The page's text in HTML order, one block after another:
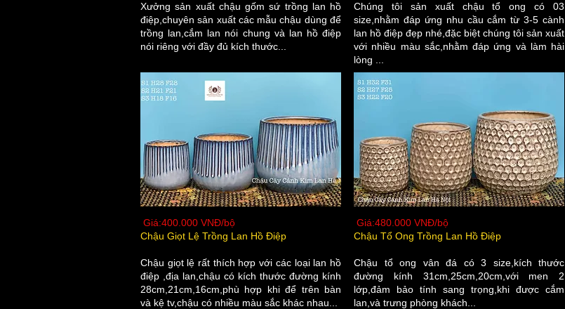
Xưởng sản xuất chậu gốm sứ trồng lan hồ
điệp,chuyên sản xuất các mẫu chậu dùng để
trồng lan,cắm lan nói chung và lan hồ điệp
nói riêng với đầy đủ kích thước...
Giá:400.000 VNĐ/bộ
Chậu Giọt Lệ Trồng Lan Hồ Điệp
​Chậu giọt lệ rất thích hợp với các loại lan hồ
điệp ,địa lan,chậu có kích thước đường kính
28cm,21cm,16cm,phù hợp khi để trên bàn
và kệ tv,chậu có nhiều màu sắc khác nhau...
Chúng tôi sản xuất chậu tổ ong có 03
size,nhằm đáp ứng nhu cầu cắm từ 3-5 cành
lan hồ điệp đẹp nhé,đặc biệt chúng tôi sản xuất
với nhiều màu sắc,nhằm đáp ứng và làm hài
lòng ...
Giá:480.000 VNĐ/bộ
Chậu Tổ Ong Trồng Lan Hồ Điệp
Chậu tổ ong vân đá có 3 size,kích thước
đường kính 31cm,25cm,20cm,với men 2
lớp,đảm bảo tính sang trọng,khi được cắm
lan,và trưng phòng khách...